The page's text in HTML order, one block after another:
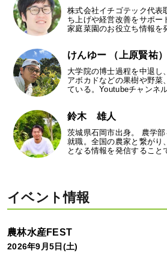
株式会社イチゴテック代表
ち上げや経営改善をサポー
家庭菜園のお役立ち情報を
けんゆー （上原賢祐）
大学院の博士過程を中退し
アボカドなどの果樹や野菜
ている。Youtubeチャンネ
鈴木 雄人
茨城県石岡市出身。 農学
就職。全国の農家と繋がり
となる情報を発信すること
イベント情報
農林水産FEST
2026年9月5日(土)